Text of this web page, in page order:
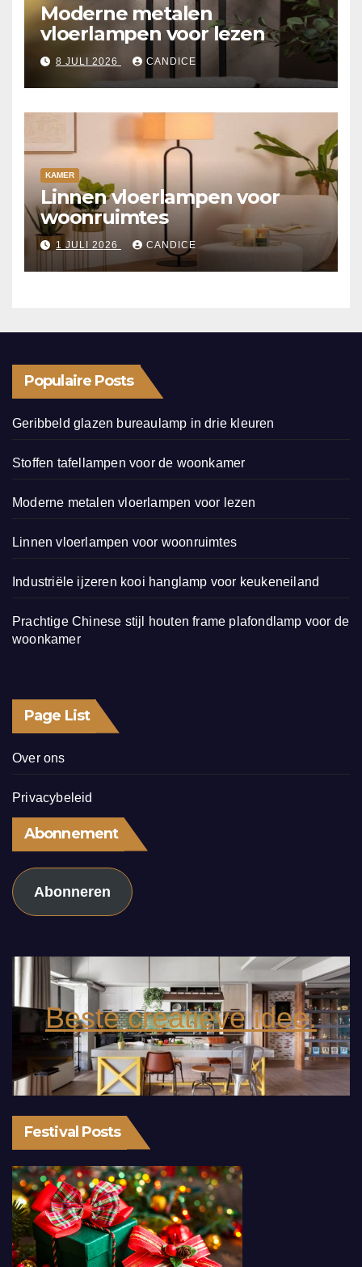
Moderne metalen
vloerlampen voor lezen
8 JULI 2026 CANDICE
KAMER
Linnen vloerlampen voor
woonruimtes
1 JULI 2026 CANDICE
Populaire Posts
Geribbeld glazen bureaulamp in drie kleuren
Stoffen tafellampen voor de woonkamer
Moderne metalen vloerlampen voor lezen
Linnen vloerlampen voor woonruimtes
Industriële ijzeren kooi hanglamp voor keukeneiland
Prachtige Chinese stijl houten frame plafondlamp voor de
woonkamer
Page List
Over ons
Privacybeleid
Abonnement
Abonneren
Beste creatieve idee.
Festival Posts